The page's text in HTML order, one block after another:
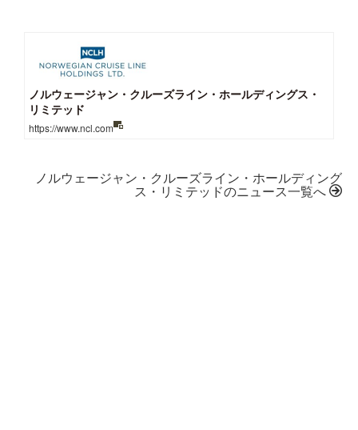
ノルウェージャン・クルーズライン・ホールディングス・
リミテッド
https://www.ncl.com
ノルウェージャン・クルーズライン・ホールディング
ス・リミテッドのニュース一覧へ